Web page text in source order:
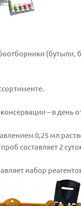
(бутыли,
– в день
0,25 мл
составляет 2
набор